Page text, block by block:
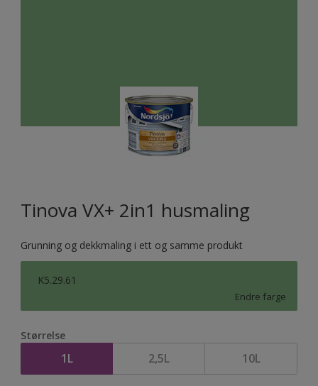
Tinova VX+ 2in1 husmaling
Grunning og dekkmaling i ett og samme produkt
K5.29.61
Endre farge
Størrelse
1L 2,5L 10L